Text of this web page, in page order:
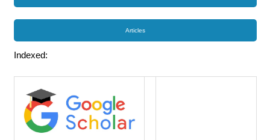
Articles
Indexed: